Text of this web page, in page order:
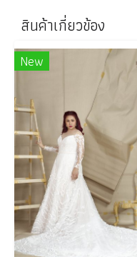
สินค้าเกี่ยวข้อง
New